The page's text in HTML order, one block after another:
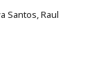
Santos, Raul